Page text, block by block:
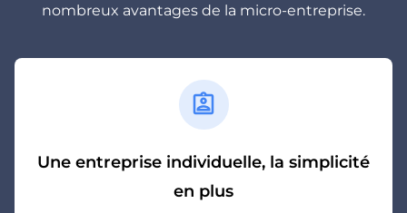
nombreux avantages de la micro-entreprise.
assignment_ind
Une entreprise individuelle, la simplicité
en plus